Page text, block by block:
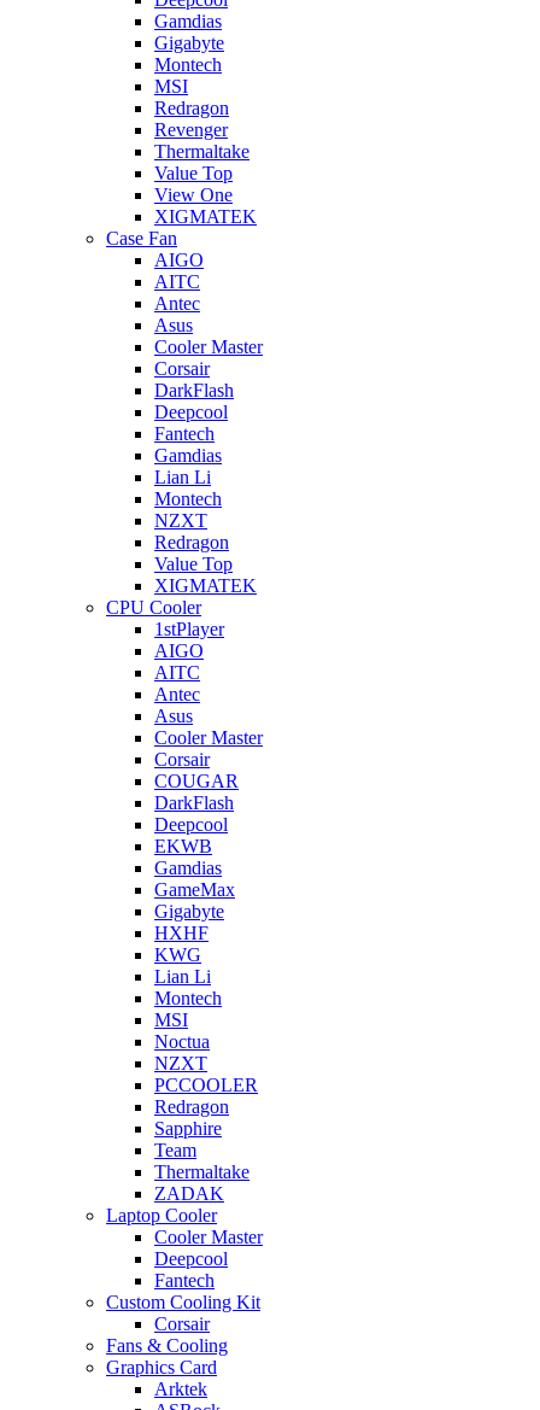
Gamdias
Gigabyte
Montech
MSI
Redragon
Revenger
Thermaltake
Value Top
View One
XIGMATEK
Case Fan
AIGO
AITC
Antec
Asus
Cooler Master
Corsair
DarkFlash
Deepcool
Fantech
Gamdias
Lian Li
Montech
NZXT
Redragon
Value Top
XIGMATEK
CPU Cooler
1stPlayer
AIGO
AITC
Antec
Asus
Cooler Master
Corsair
COUGAR
DarkFlash
Deepcool
EKWB
Gamdias
GameMax
Gigabyte
HXHF
KWG
Lian Li
Montech
MSI
Noctua
NZXT
PCCOOLER
Redragon
Sapphire
Team
Thermaltake
ZADAK
Laptop Cooler
Cooler Master
Deepcool
Fantech
Custom Cooling Kit
Corsair
Fans & Cooling
Graphics Card
Arktek